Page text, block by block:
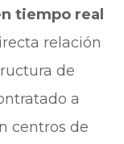
tiempo real
relación
de
a
centros de